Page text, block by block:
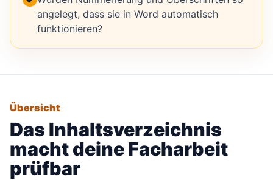
angelegt, dass sie in Word automatisch
funktionieren?
Übersicht
Das Inhaltsverzeichnis
macht deine Facharbeit
prüfbar